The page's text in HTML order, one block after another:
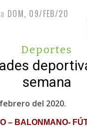
a DOM, 09/FEB/20
Deportes
semana
del 2020.
– BALONMANO-